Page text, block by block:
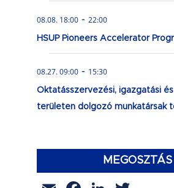
08.08. 18:00 - 22:00
HSUP Pioneers Accelerator
08.27. 09:00 - 15:30
Oktatásszervezési, igazgatási
területen dolgozó munkatársak
MEGOSZTÁS